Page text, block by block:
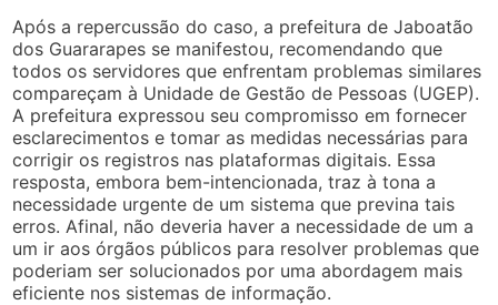
Após a repercussão do caso, a prefeitura de Jaboatão
dos Guararapes se manifestou, recomendando que
todos os servidores que enfrentam problemas similares
compareçam à Unidade de Gestão de Pessoas (UGEP).
A prefeitura expressou seu compromisso em fornecer
esclarecimentos e tomar as medidas necessárias para
corrigir os registros nas plataformas digitais. Essa
resposta, embora bem-intencionada, traz à tona a
necessidade urgente de um sistema que previna tais
erros. Afinal, não deveria haver a necessidade de um a
um ir aos órgãos públicos para resolver problemas que
poderiam ser solucionados por uma abordagem mais
eficiente nos sistemas de informação.